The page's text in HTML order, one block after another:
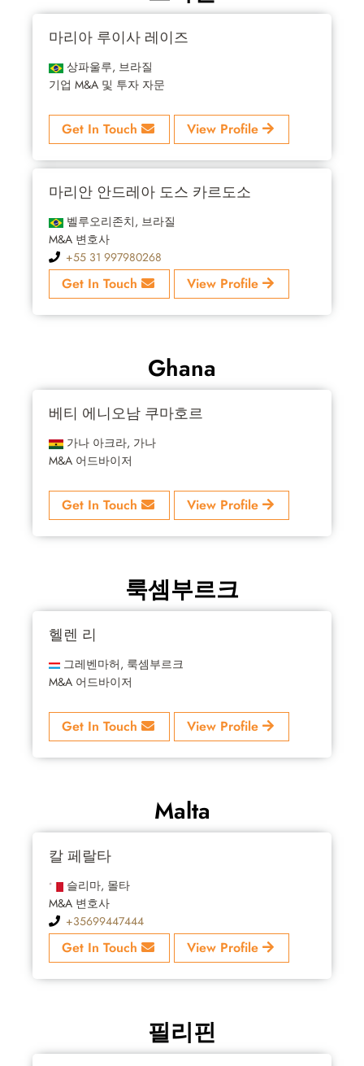
마리아 루이사 레이즈
상파울루, 브라질
기업 M&A 및 투자 자문
Get In Touch View Profile
마리안 안드레아 도스 카르도소
벨루오리존치, 브라질
M&A 변호사
+55 31 997980268
Get In Touch View Profile
Ghana
베티 에니오남 쿠마호르
가나 아크라, 가나
M&A 어드바이저
Get In Touch View Profile
룩셈부르크
헬렌 리
그레벤마허, 룩셈부르크
M&A 어드바이저
Get In Touch View Profile
Malta
칼 페랄타
슬리마, 몰타
M&A 변호사
+35699447444
Get In Touch View Profile
필리핀